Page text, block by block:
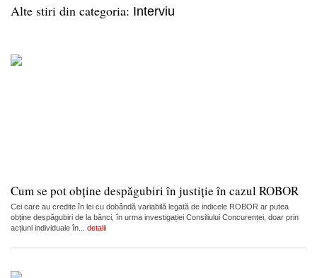
Alte stiri din categoria: Interviu
Cum se pot obține despăgubiri în justiție în cazul ROBOR
Cei care au credite în lei cu dobândă variabilă legată de indicele ROBOR ar putea
obține despăgubiri de la bănci, în urma investigației Consiliului Concurenței, doar prin
acțiuni individuale în... detalii